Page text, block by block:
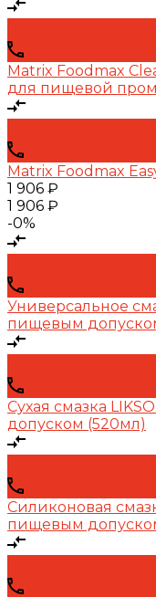
Matrix Foodmax
для пищевой
Matrix Foodmax
1 906 ₽
1 906 ₽
-0%
Универсальное
пищевым
Сухая смазка
допуском (520мл)
Силиконовая
пищевым